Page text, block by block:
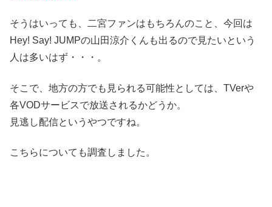
そうはいっても、二宮ファンはもちろんのこと、今回は
Hey! Say! JUMPの山田涼介くんも出るので見たいという
人は多いはず・・・。
そこで、地方の方でも見られる可能性としては、TVerや
各VODサービスで放送されるかどうか。
見逃し配信というやつですね。
こちらについても調査しました。